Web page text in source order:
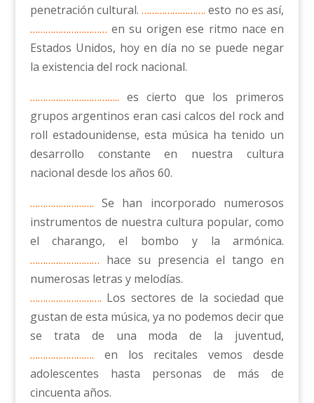
penetración cultural.……………………. esto no es así,
………………………… en su origen ese ritmo nace en
Estados Unidos, hoy en día no se puede negar
la existencia del rock nacional.
…………………………….. es cierto que los primeros
grupos argentinos eran casi calcos del rock and
roll estadounidense, esta música ha tenido un
desarrollo constante en nuestra cultura
nacional desde los años 60.
……………………. Se han incorporado numerosos
instrumentos de nuestra cultura popular, como
el charango, el bombo y la armónica.
……………………… hace su presencia el tango en
numerosas letras y melodías.
………………………. Los sectores de la sociedad que
gustan de esta música, ya no podemos decir que
se trata de una moda de la juventud,
……………………. en los recitales vemos desde
adolescentes hasta personas de más de
cincuenta años.